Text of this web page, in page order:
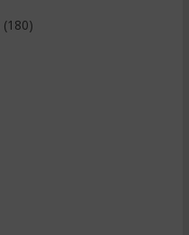
(180)